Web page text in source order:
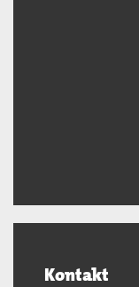
Kontakt